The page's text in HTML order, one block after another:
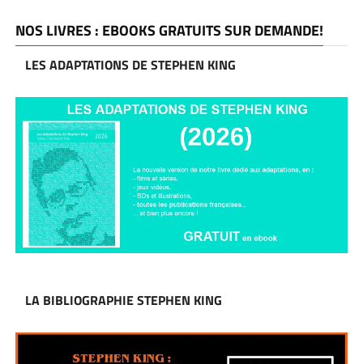
NOS LIVRES : EBOOKS GRATUITS SUR DEMANDE!
LES ADAPTATIONS DE STEPHEN KING
LA BIBLIOGRAPHIE STEPHEN KING